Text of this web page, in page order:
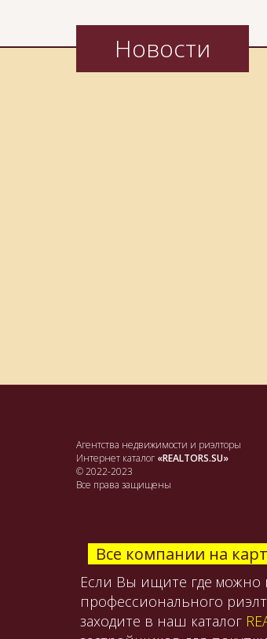
Новости
Агентства недвижимости и риэлторы
Интернет каталог «REALTORS.SU»
© 2022-2023
Все права защищены
Все компании на
Если Вы ищите где можно
профессионального
заходите в наш каталог